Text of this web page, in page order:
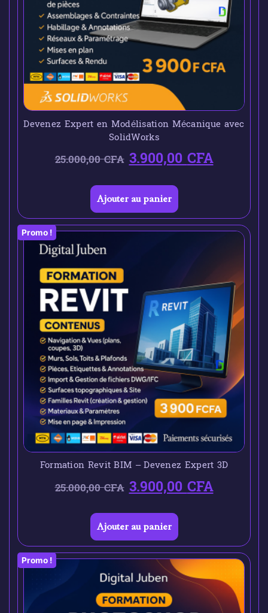
Devenez Expert en Modélisation Mécanique avec
SolidWorks
25.000,00CFA 3.900,00CFA
Ajouter au panier
Promo !
Formation Revit BIM – Devenez Expert 3D
25.000,00CFA 3.900,00CFA
Ajouter au panier
Promo !